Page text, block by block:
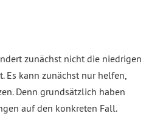
zunächst nicht die niedrigen
Es kann zunächst nur helfen,
Denn grundsätzlich haben
auf den konkreten Fall.